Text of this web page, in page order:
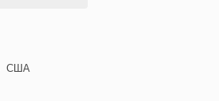
США